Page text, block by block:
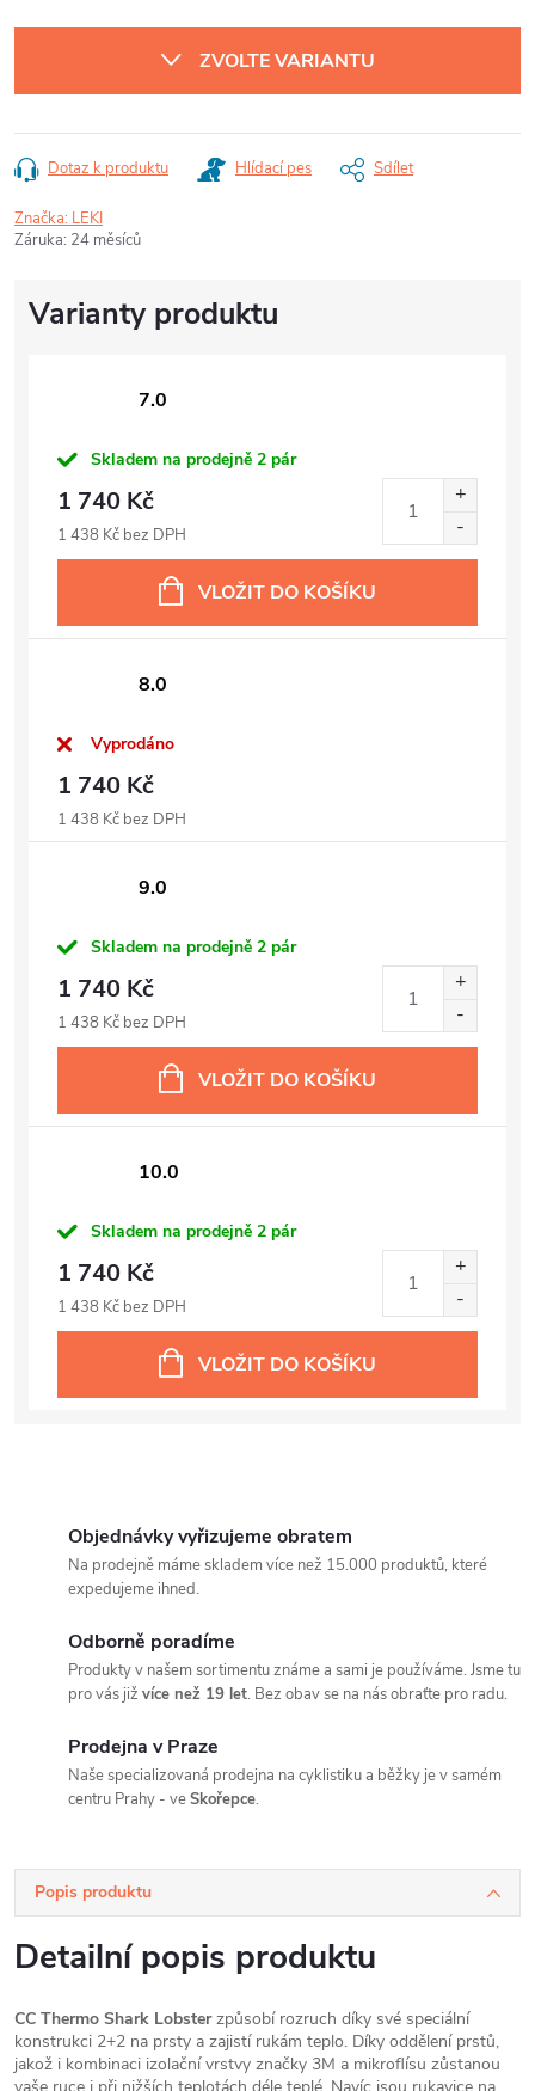
cena:
ZVOLTE VARIANTU
Dotaz k produktu Hlídací pes Sdílet
Značka: LEKI
Záruka: 24 měsíců
7.0
Skladem na prodejně 2 pár
1 740 Kč
1 438 Kč bez DPH
VLOŽIT DO KOŠÍKU
8.0
Vyprodáno
1 740 Kč
1 438 Kč bez DPH
9.0
Skladem na prodejně 2 pár
1 740 Kč
1 438 Kč bez DPH
VLOŽIT DO KOŠÍKU
10.0
Skladem na prodejně 2 pár
1 740 Kč
1 438 Kč bez DPH
VLOŽIT DO KOŠÍKU
Objednávky vyřizujeme obratem
Na prodejně máme skladem více než 15.000 produktů, které
expedujeme ihned.
Odborně poradíme
Produkty v našem sortimentu známe a sami je používáme. Jsme tu
pro vás již více než 19 let. Bez obav se na nás obraťte pro radu.
Prodejna v Praze
Naše specializovaná prodejna na cyklistiku a běžky je v samém
centru Prahy - veSkořepce.
Popis produktu
Detailní popis produktu
CC Thermo Shark Lobsterzpůsobí rozruch díky své speciální
konstrukci 2+2 na prsty a zajistí rukám teplo. Díky oddělení prstů,
jakož i kombinaci izolační vrstvy značky 3M a mikroflísu zůstanou